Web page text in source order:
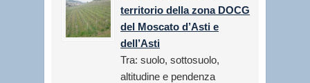
territorio della zona DOCG
del Moscato d’Asti e
dell’Asti
Tra: suolo, sottosuolo,
altitudine e pendenza